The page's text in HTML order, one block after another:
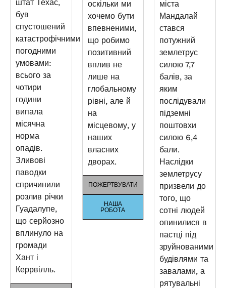
штат Техас,
був
спустошений
катастрофічними
погодними
умовами:
всього за
чотири
години
випала
місячна
норма
опадів.
Зливові
паводки
спричинили
розлив річки
Гуадалупе,
що серйозно
вплинуло на
громади
Хант і
Керрвілль.
оскільки ми
хочемо бути
впевненими,
що робимо
позитивний
вплив не
лише на
глобальному
рівні, але й
на
місцевому, у
наших
власних
дворах.
ПОЖЕРТВУВАТИ
НАША
РОБОТА
міста
Мандалай
стався
потужний
землетрус
силою 7,7
балів, за
яким
послідували
підземні
поштовхи
силою 6,4
бали.
Наслідки
землетрусу
призвели до
того, що
сотні людей
опинилися в
пастці під
зруйнованими
будівлями та
завалами, а
рятувальні